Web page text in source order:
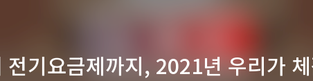
전기요금제까지, 2021년 우리가